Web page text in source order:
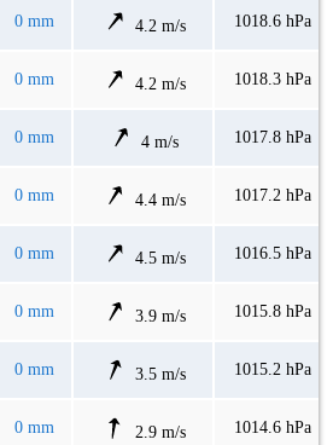
0 mm 4.2 m/s 1018.6 hPa
0 mm 4.2 m/s 1018.3 hPa
0 mm 4 m/s 1017.8 hPa
0 mm 4.4 m/s 1017.2 hPa
0 mm 4.5 m/s 1016.5 hPa
0 mm 3.9 m/s 1015.8 hPa
0 mm 3.5 m/s 1015.2 hPa
0 mm 2.9 m/s 1014.6 hPa